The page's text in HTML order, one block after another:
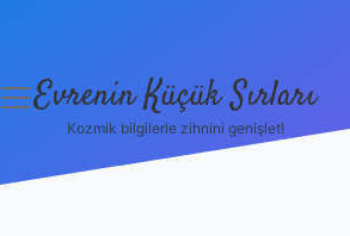
menüyü
Evrenin Küçük Sırları
Kozmik bilgilerle zihnini genişlet!